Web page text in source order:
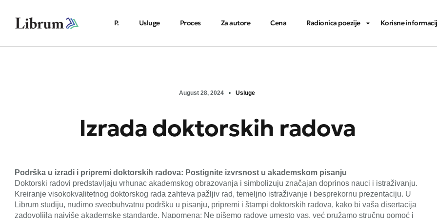
P. Usluge Proces Za autore Cena Radionica poezije Korisne
August 28, 2024 Usluge
Izrada doktorskih radova
Podrška u izradi i pripremi doktorskih radova: Postignite izvrsnost u akademskom pisanju
Doktorski radovi predstavljaju vrhunac akademskog obrazovanja i simbolizuju značajan doprinos nauci i istraživanju.
Kreiranje visokokvalitetnog doktorskog rada zahteva pažljiv rad, temeljno istraživanje i besprekornu prezentaciju. U
Librum studiju, nudimo sveobuhvatnu podršku u pisanju, pripremi i štampi doktorskih radova, kako bi vaša disertacija
zadovoljila najviše akademske standarde. Napomena: Ne pišemo radove umesto vas, već pružamo stručnu pomoć i